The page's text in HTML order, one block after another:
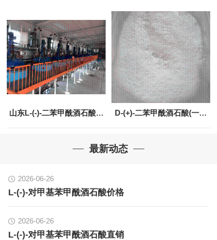
62708-56-9工厂直销
山东L-(-)-二苯甲酰酒石酸一 D-(+)-二苯甲酰酒石酸(一水
最新动态
2026-06-26
L-(-)-对甲基苯甲酰酒石酸价格
2026-06-26
L-(-)-对甲基苯甲酰酒石酸直销